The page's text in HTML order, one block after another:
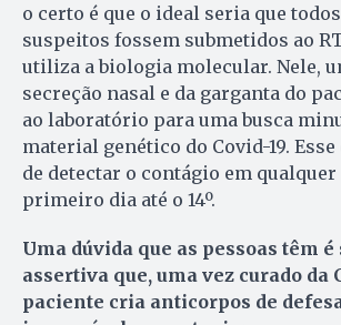
o certo é que o ideal seria que
suspeitos fossem submetidos ao RT
utiliza a biologia molecular. Nele,
secreção nasal e da garganta do
ao laboratório para uma busca
material genético do Covid-19. Esse
de detectar o contágio em qualquer
primeiro dia até o 14º.
Uma dúvida que as pessoas têm é
assertiva que, uma vez curado da
paciente cria anticorpos de